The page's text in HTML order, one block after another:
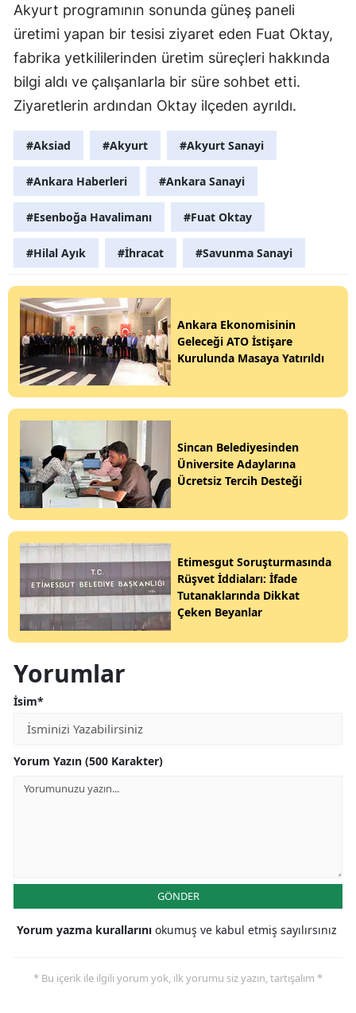
Akyurt programının sonunda güneş paneli
üretimi yapan bir tesisi ziyaret eden Fuat Oktay,
fabrika yetkililerinden üretim süreçleri hakkında
bilgi aldı ve çalışanlarla bir süre sohbet etti.
Ziyaretlerin ardından Oktay ilçeden ayrıldı.
#Aksiad #Akyurt #Akyurt Sanayi
#Ankara Haberleri #Ankara Sanayi
#Esenboğa Havalimanı #Fuat Oktay
#Hilal Ayık #İhracat #Savunma Sanayi
Ankara Ekonomisinin
Geleceği ATO İstişare
Kurulunda Masaya Yatırıldı
Sincan Belediyesinden
Üniversite Adaylarına
Ücretsiz Tercih Desteği
Etimesgut Soruşturmasında
Rüşvet İddiaları: İfade
Tutanaklarında Dikkat
Çeken Beyanlar
Yorumlar
İsim*
Yorum Yazın (500 Karakter)
GÖNDER
Yorum yazma kurallarını okumuş ve kabul etmiş sayılırsınız
* Bu içerik ile ilgili yorum yok, ilk yorumu siz yazın, tartışalım *